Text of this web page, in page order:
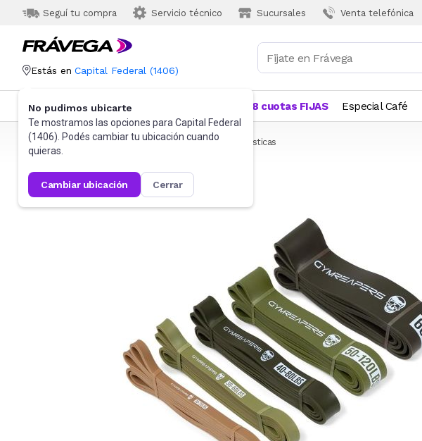
Seguí tu compra Servicio técnico Sucursales Venta telefónica
Estás en Capital Federal (1406)
No pudimos ubicarte
Te mostramos las opciones para Capital Federal
(1406). Podés cambiar tu ubicación cuando
quieras.
cambiar ubicación cerrar
Categorías Más Vendidos 18 cuotas FIJAS Especial Café
Frávega Deportes y fitness Fitness Bandas elásticas